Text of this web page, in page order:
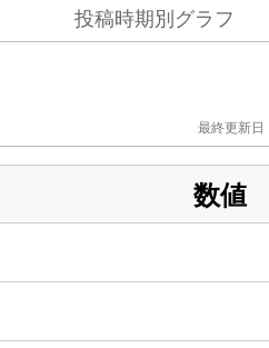
投稿時期別グラフ
最終更新
数値